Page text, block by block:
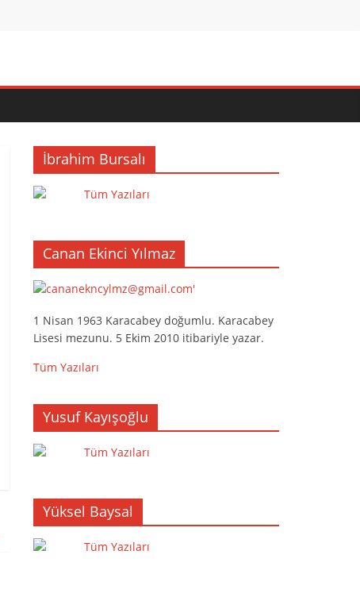
İbrahim Bursalı
Tüm Yazıları
Canan Ekinci Yılmaz
1 Nisan 1963 Karacabey doğumlu. Karacabey
Lisesi mezunu. 5 Ekim 2010 itibariyle yazar.
Tüm Yazıları
Yusuf Kayışoğlu
Tüm Yazıları
Yüksel Baysal
Tüm Yazıları